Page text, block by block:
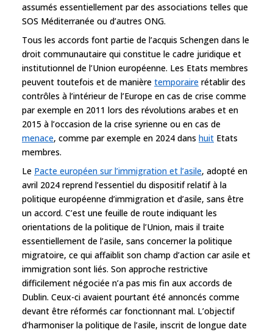
assumés essentiellement par des associations telles que
SOS Méditerranée ou d’autres ONG.
Tous les accords font partie de l’acquis Schengen dans le
droit communautaire qui constitue le cadre juridique et
institutionnel de l’Union européenne. Les Etats membres
peuvent toutefois et de manière temporaire rétablir des
contrôles à l’intérieur de l’Europe en cas de crise comme
par exemple en 2011 lors des révolutions arabes et en
2015 à l’occasion de la crise syrienne ou en cas de
menace, comme par exemple en 2024 dans huit Etats
membres.
Le Pacte européen sur l’immigration et l’asile, adopté en
avril 2024 reprend l’essentiel du dispositif relatif à la
politique européenne d’immigration et d’asile, sans être
un accord. C’est une feuille de route indiquant les
orientations de la politique de l’Union, mais il traite
essentiellement de l’asile, sans concerner la politique
migratoire, ce qui affaiblit son champ d’action car asile et
immigration sont liés. Son approche restrictive
difficilement négociée n’a pas mis fin aux accords de
Dublin. Ceux-ci avaient pourtant été annoncés comme
devant être réformés car fonctionnant mal. L’objectif
d’harmoniser la politique de l’asile, inscrit de longue date